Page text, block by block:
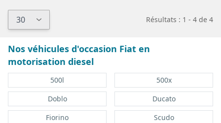
Résultats : 1 - 4 de 4
Nos véhicules d'occasion Fiat en
motorisation diesel
500l
500x
Doblo
Ducato
Fiorino
Scudo